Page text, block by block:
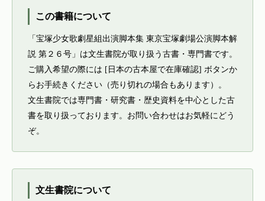
この書籍について
「宝塚少女歌劇星組出演脚本集 東京宝塚劇場公演脚本解
説 第２６号」は文生書院が取り扱う古書・専門書です。
ご購入希望の際には [日本の古本屋で在庫確認] ボタンか
らお手続きください（売り切れの場合もあります）。
文生書院では専門書・研究書・歴史資料を中心とした古
書を取り扱っております。お問い合わせはお気軽にどう
ぞ。
文生書院について